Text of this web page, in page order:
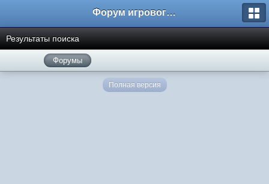
Форум игрового проекта Riverrise
Результаты поиска
Форумы
Полная версия